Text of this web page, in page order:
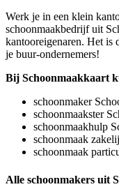
Werk je in een klein
schoonmaakbedrijf uit
kantooreigenaren. Het is
je buur-ondernemers!
Bij Schoonmaakkaart
schoonmaker
schoonmaakster
schoonmaakhulp
schoonmaak
schoonmaak
Alle schoonmakers uit